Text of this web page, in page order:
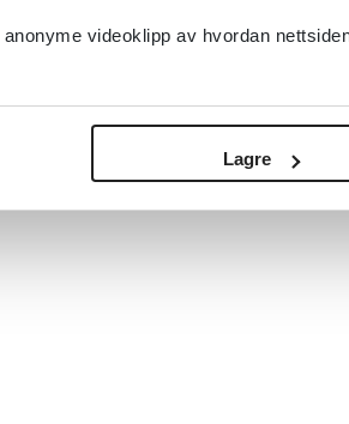
videoklipp av hvordan
Lagre